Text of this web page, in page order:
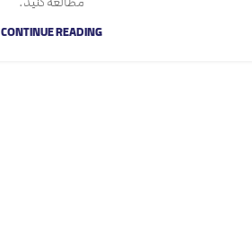
CONTINUE READING